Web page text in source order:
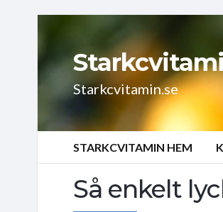
Starkcvitamin.se
STARKCVITAMIN HEM
Så enkelt